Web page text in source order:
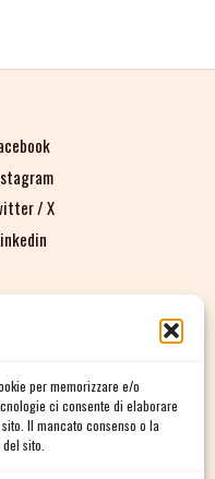
per memorizzare e/o
ci consente di elaborare
Il mancato consenso o la
sito.
/ X